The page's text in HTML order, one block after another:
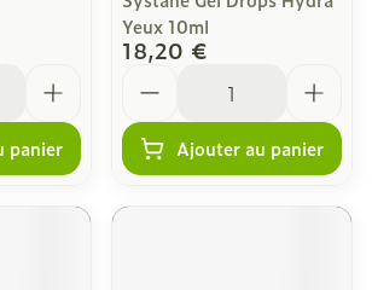
panier
Yeux 10ml
18,20 €
Ajouter au panier